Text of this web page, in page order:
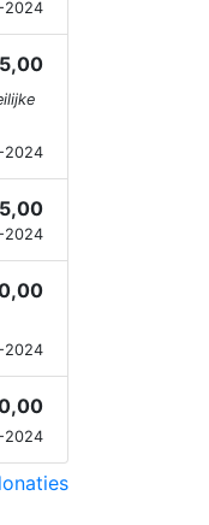
2024
2024
2024
2024
2024